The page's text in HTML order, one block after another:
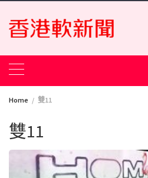
Skip
content
Home 雙11
雙11